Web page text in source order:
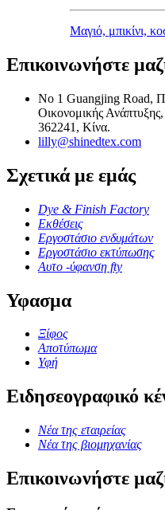
Μαγιό, μπικίνι,
Επικοινωνήστε
Νο 1 Guangjing Road,
Οικονομικής
362241, Κίνα.
lilly@shinedtex.com
Σχετικά με εμάς
Dye & Finish Factory
Εκθέσεις
Εργοστάσιο ενδυμάτων
Εργοστάσιο εκτύπωσης
Αυτο -ύφανση fty
Υφασμα
Ξίφος
Αποτύπωμα
Υφή
Ειδησεογραφικό
Νέα της εταιρείας
Νέα της βιομηχανίας
Επικοινωνήστε